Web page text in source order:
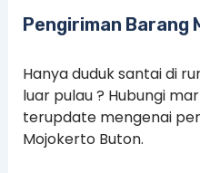
Pengiriman Barang
Hanya duduk santai di
luar pulau ? Hubungi
terupdate mengenai
Mojokerto Buton.